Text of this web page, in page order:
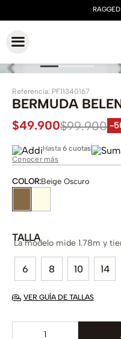
Referencia: PF11340167
BERMUDA
$49.900$99.900 -
Hasta 6 cuotas
Conocer más
COLOR:Beige Oscuro
TALLA
6 8 10 14
La modelo mide 1.78m y
VER GUÍA DE TALLAS